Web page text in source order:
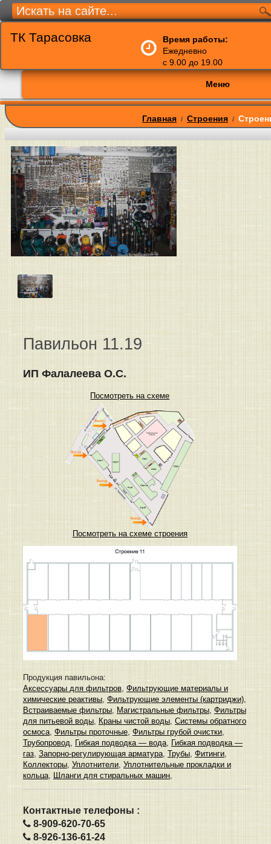
ТК Тарасовка
Время работы:
Ежедневно
с 9.00 до 19.00
Меню
Главная / Строения /
Павильон 11.19
ИП Фалалеева О.С.
Посмотреть на схеме
Посмотреть на схеме строения
Продукция павильона:
Аксессуары для фильтров Фильтрующие материалы и
химические реактивы Фильтрующие элементы (картриджи)
Встраиваемые фильтры
Магистральные фильтры Фильтры
для питьевой воды
Краны чистой воды Системы обратного
осмоса Фильтры проточные Фильтры грубой очистки
Трубопровод
Гибкая подводка — вода
Гибкая подводка —
газ Запорно-регулирующая арматура Трубы Фитинги
Коллекторы Уплотнители Уплотнительные прокладки и
кольца
Шланги для стиральных машин
Контактные телефоны :
8-909-620-70-65
8-926-136-61-24